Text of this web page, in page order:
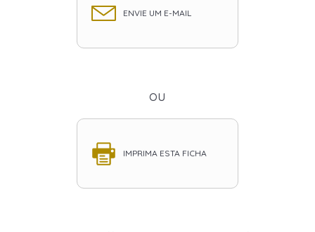
ENVIE UM E-MAIL
ou
IMPRIMA ESTA FICHA